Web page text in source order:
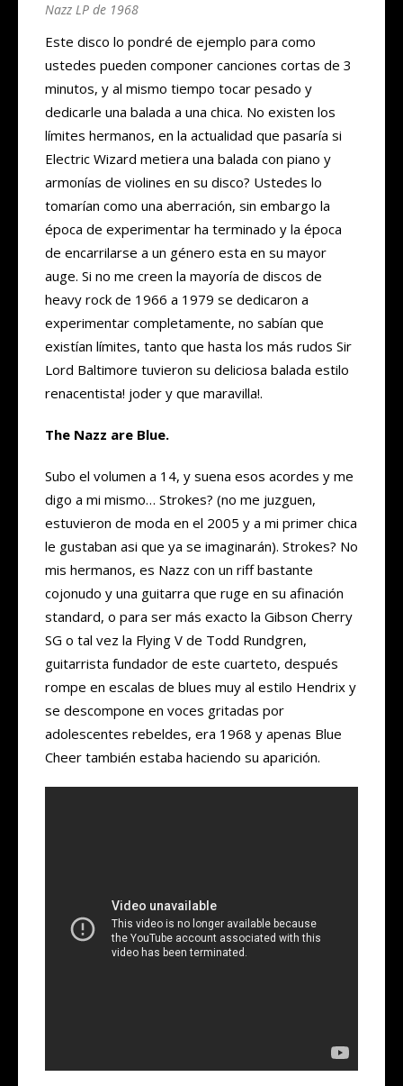
Nazz LP de 1968
Este disco lo pondré de ejemplo para como
ustedes pueden componer canciones cortas de 3
minutos, y al mismo tiempo tocar pesado y
dedicarle una balada a una chica. No existen los
límites hermanos, en la actualidad que pasaría si
Electric Wizard metiera una balada con piano y
armonías de violines en su disco? Ustedes lo
tomarían como una aberración, sin embargo la
época de experimentar ha terminado y la época
de encarrilarse a un género esta en su mayor
auge. Si no me creen la mayoría de discos de
heavy rock de 1966 a 1979 se dedicaron a
experimentar completamente, no sabían que
existían límites, tanto que hasta los más rudos Sir
Lord Baltimore tuvieron su deliciosa balada estilo
renacentista! joder y que maravilla!.
The Nazz are Blue.
Subo el volumen a 14, y suena esos acordes y me
digo a mi mismo… Strokes? (no me juzguen,
estuvieron de moda en el 2005 y a mi primer chica
le gustaban asi que ya se imaginarán). Strokes? No
mis hermanos, es Nazz con un riff bastante
cojonudo y una guitarra que ruge en su afinación
standard, o para ser más exacto la Gibson Cherry
SG o tal vez la Flying V de Todd Rundgren,
guitarrista fundador de este cuarteto, después
rompe en escalas de blues muy al estilo Hendrix y
se descompone en voces gritadas por
adolescentes rebeldes, era 1968 y apenas Blue
Cheer también estaba haciendo su aparición.